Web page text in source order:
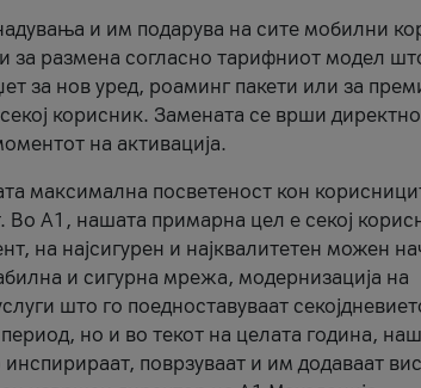
и им подарува на сите мобилни
за размена согласно тарифниот модел
за нов уред, роаминг пакети или за
корисник. Замената се врши
на активација.
максимална посветеност кон
Во А1, нашата примарна цел е секој
на најсигурен и најквалитетен можен
и сигурна мрежа, модернизација на
што го поедноставуваат
но и во текот на целата година,
поврзуваат и им додаваат